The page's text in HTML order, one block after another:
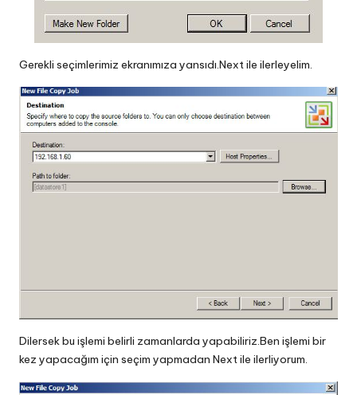
Gerekli seçimlerimiz ekranımıza yansıdı.Next ile ilerleyelim.
Dilersek bu işlemi belirli zamanlarda yapabiliriz.Ben işlemi bir
kez yapacağım için seçim yapmadan Next ile ilerliyorum.